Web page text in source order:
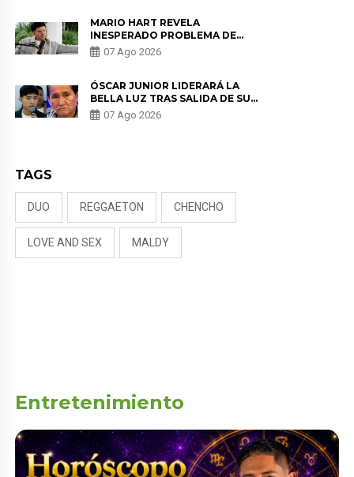
MARIO HART REVELA
INESPERADO PROBLEMA DE
SALUD ANTES DE SEPARARSE DE
KORINA: “ME ENCONTRARON UN
07 Ago 2026
ÓSCAR JUNIOR LIDERARÁ LA
BELLA LUZ TRAS SALIDA DE SU
PADRE POR POLÉMICA CON
NALDY SALDAÑA
07 Ago 2026
TAGS
DUO REGGAETON CHENCHO
LOVE AND SEX MALDY
Entretenimiento